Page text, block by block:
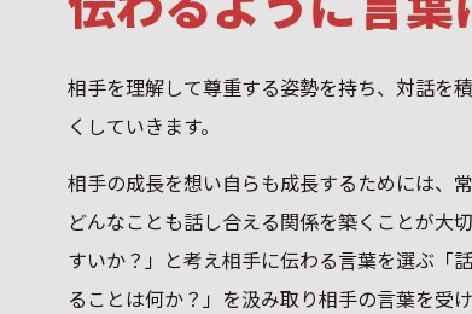
相手を理解して尊重する姿勢を持ち、対話を
くしていきます。
相手の成長を想い自らも成長するためには、
どんなことも話し合える関係を築くことが大
すいか？」と考え相手に伝わる言葉を選ぶ「
ることは何か？」を汲み取り相手の言葉を受